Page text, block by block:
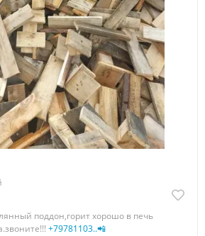
поддон,горит хорошо в печь
+79781103..📲